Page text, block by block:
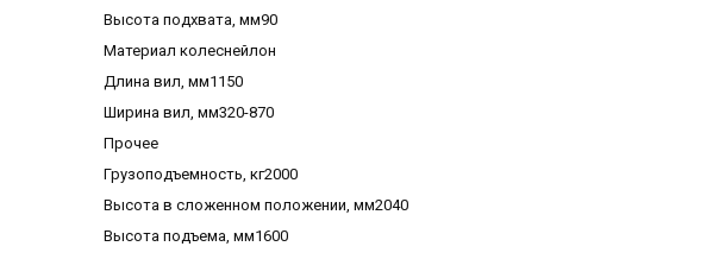
Высота подхвата, мм90
Материал колеснейлон
Длина вил, мм1150
Ширина вил, мм320-870
Прочее
Грузоподъемность, кг2000
Высота в сложенном положении, мм2040
Высота подъема, мм1600